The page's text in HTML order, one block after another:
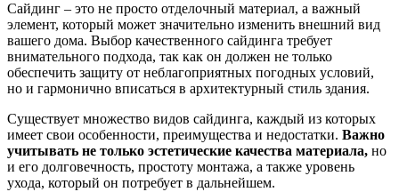
Сайдинг – это не просто отделочный материал, а важный
элемент, который может значительно изменить внешний вид
вашего дома. Выбор качественного сайдинга требует
внимательного подхода, так как он должен не только
обеспечить защиту от неблагоприятных погодных условий,
но и гармонично вписаться в архитектурный стиль здания.
Существует множество видов сайдинга, каждый из которых
имеет свои особенности, преимущества и недостатки. Важно
учитывать не только эстетические качества материала, но
и его долговечность, простоту монтажа, а также уровень
ухода, который он потребует в дальнейшем.